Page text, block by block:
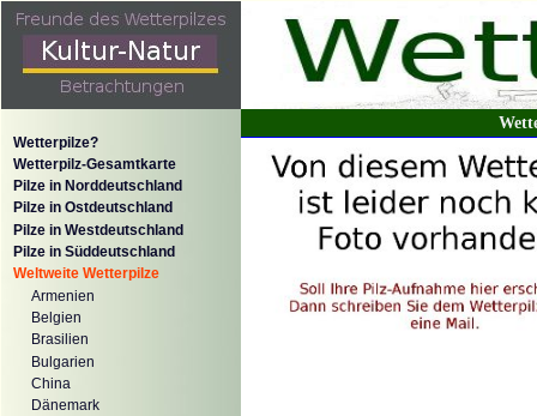
Wetterpilze?
Wetterpilz-Gesamtkarte
Pilze in Norddeutschland
Pilze in Ostdeutschland
Pilze in Westdeutschland
Pilze in Süddeutschland
Weltweite Wetterpilze
Armenien
Belgien
Brasilien
Bulgarien
China
Dänemark